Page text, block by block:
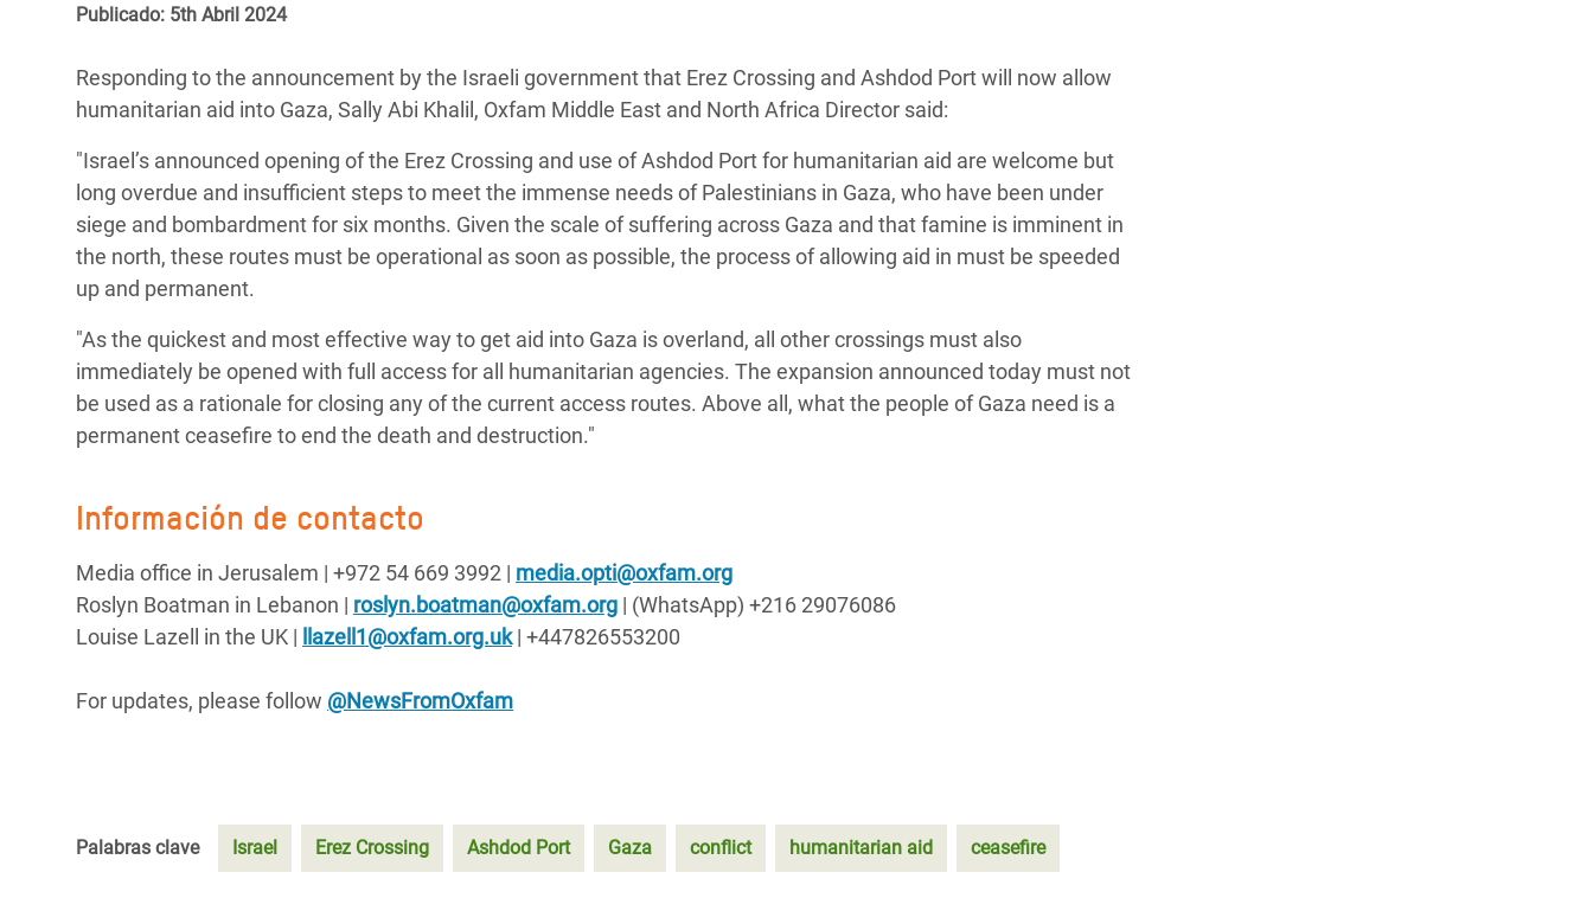
Desigualdad Extrema y
Inequality and Rights in a
Digital Age
Gender, Rights, and Justice
Crisis de Personas Refugiadas
Crisis de Refugiados Rohinyá
en Bangladesh
Crisis en Siria
#ActuaPorElClima
Erradiquemos el Sufrimiento Humano que
se Oculta tras los Alimentos
¡Basta! Acabemos con las violencias contra
mujeres y niñas
ayuda
a
la
navegación
Publicado: 5th Abril 2024
Responding to the announcement by the Israeli government that Erez Crossing and Ashdod Port will now allow
humanitarian aid into Gaza, Sally Abi Khalil, Oxfam Middle East and North Africa Director said:
"Israel’s announced opening of the Erez Crossing and use of Ashdod Port for humanitarian aid are welcome but
long overdue and insufficient steps to meet the immense needs of Palestinians in Gaza, who have been under
siege and bombardment for six months. Given the scale of suffering across Gaza and that famine is imminent in
the north, these routes must be operational as soon as possible, the process of allowing aid in must be speeded
up and permanent.
"As the quickest and most effective way to get aid into Gaza is overland, all other crossings must also
immediately be opened with full access for all humanitarian agencies. The expansion announced today must not
be used as a rationale for closing any of the current access routes. Above all, what the people of Gaza need is a
permanent ceasefire to end the death and destruction."
Información de contacto
Media office in Jerusalem | ‪+972 54 669 3992 | media.opti@oxfam.org
Roslyn Boatman in Lebanon | roslyn.boatman@oxfam.org | (WhatsApp) +216 29076086
Louise Lazell in the UK |
llazell1@oxfam.org.uk| +447826553200
For updates, please follow @NewsFromOxfam
Palabras clave Israel Erez Crossing Ashdod Port Gaza conflict humanitarian aid ceasefire